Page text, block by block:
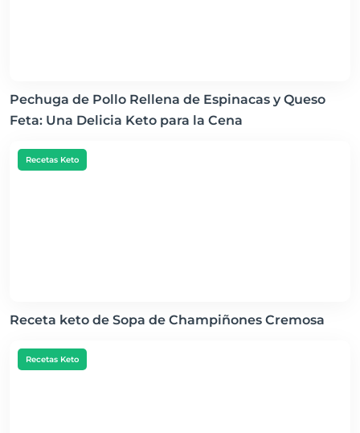
Pechuga de Pollo Rellena de Espinacas y Queso
Feta: Una Delicia Keto para la Cena
Recetas Keto
Receta keto de Sopa de Champiñones Cremosa
Recetas Keto